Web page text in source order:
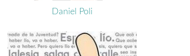
Daniel Poli